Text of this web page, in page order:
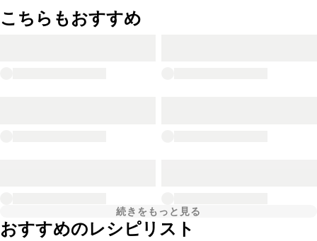
こちらもおすすめ
続きをもっと見る
おすすめのレシピリスト